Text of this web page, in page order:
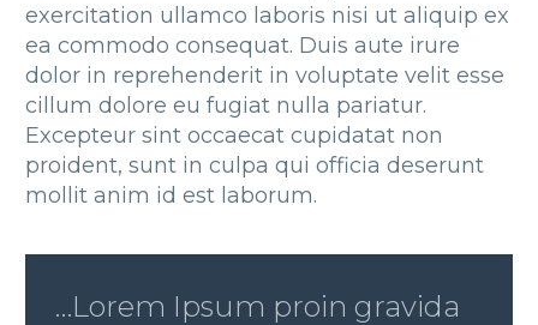
exercitation ullamco laboris nisi ut aliquip ex
ea commodo consequat. Duis aute irure
dolor in reprehenderit in voluptate velit esse
cillum dolore eu fugiat nulla pariatur.
Excepteur sint occaecat cupidatat non
proident, sunt in culpa qui officia deserunt
mollit anim id est laborum.
…Lorem Ipsum proin gravida